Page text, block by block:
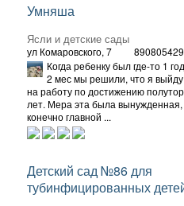
Умняша
Ясли и детские сады
ул Комаровского, 7
Когда ребенку был где-то 1
2 мес мы решили, что я выйду
на работу по достижению
лет. Мера эта была вынужденная,
конечно главной ...
Детский сад №86 для
тубинфицированных